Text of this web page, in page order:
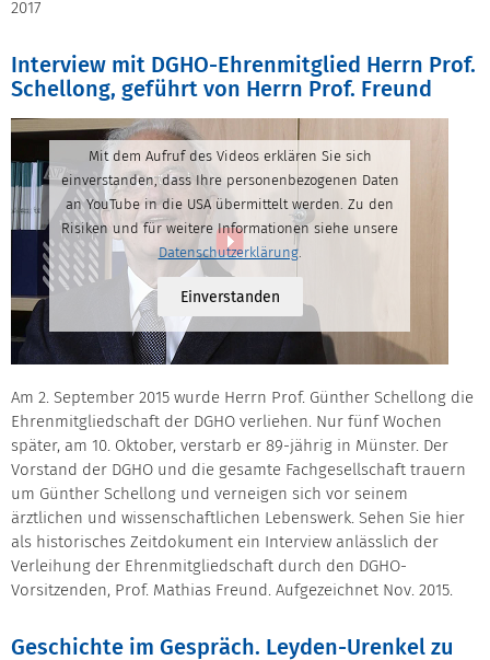
2017
Interview mit DGHO-Ehrenmitglied Herrn Prof.
Schellong, geführt von Herrn Prof. Freund
Mit dem Aufruf des Videos erklären Sie sich
einverstanden, dass Ihre personenbezogenen Daten
an YouTube in die USA übermittelt werden. Zu den
Risiken und für weitere Informationen siehe unsere
Datenschutzerklärung.
Einverstanden
Am 2. September 2015 wurde Herrn Prof. Günther Schellong die
Ehrenmitgliedschaft der DGHO verliehen. Nur fünf Wochen
später, am 10. Oktober, verstarb er 89-jährig in Münster. Der
Vorstand der DGHO und die gesamte Fachgesellschaft trauern
um Günther Schellong und verneigen sich vor seinem
ärztlichen und wissenschaftlichen Lebenswerk. Sehen Sie hier
als historisches Zeitdokument ein Interview anlässlich der
Verleihung der Ehrenmitgliedschaft durch den DGHO-
Vorsitzenden, Prof. Mathias Freund. Aufgezeichnet Nov. 2015.
Geschichte im Gespräch. Leyden-Urenkel zu